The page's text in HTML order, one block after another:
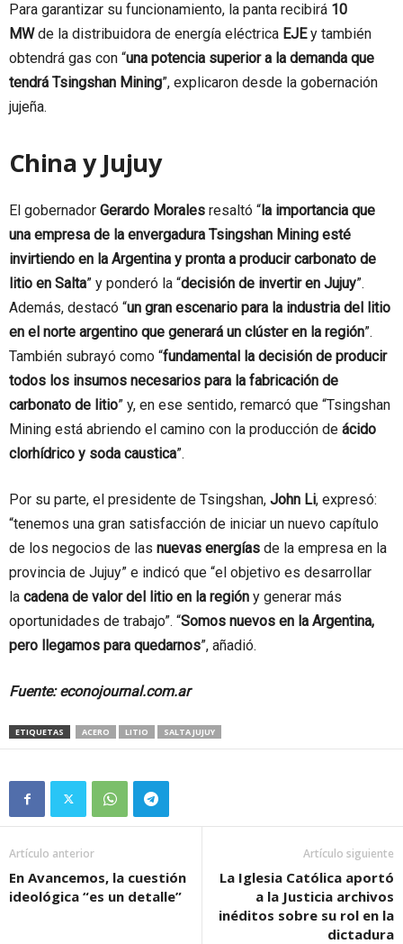
Para garantizar su funcionamiento, la panta recibirá 10
MWde la distribuidora de energía eléctrica EJEy también
obtendrá gas con “una potencia superior a la demanda que
tendrá Tsingshan Mining”, explicaron desde la gobernación
jujeña.
China y Jujuy
El gobernador Gerardo Morales resaltó “la importancia que
una empresa de la envergadura Tsingshan Mining esté
invirtiendo en la Argentina y pronta a producir carbonato de
litio en Salta” y ponderó la “decisión de invertir en Jujuy”.
Además, destacó “un gran escenario para la industria del litio
en el norte argentino que generará un clúster en la región”.
También subrayó como “fundamental la decisión de producir
todos los insumos necesarios para la fabricación de
carbonato de litio” y, en ese sentido, remarcó que “Tsingshan
Mining está abriendo el camino con la producción de ácido
clorhídrico y soda caustica”.
Por su parte, el presidente de Tsingshan, John Li, expresó:
“tenemos una gran satisfacción de iniciar un nuevo capítulo
de los negocios de las nuevas energías de la empresa en la
provincia de Jujuy” e indicó que “el objetivo es desarrollar
la cadena de valor del litio en la región y generar más
oportunidades de trabajo”. “Somos nuevos en la Argentina,
pero llegamos para quedarnos”, añadió.
Fuente: econojournal.com.ar
ETIQUETAS ACERO LITIO SALTA JUJUY
Artículo anterior
En Avancemos, la cuestión
ideológica “es un detalle”
Artículo siguiente
La Iglesia Católica aportó
a la Justicia archivos
inéditos sobre su rol en la
dictadura